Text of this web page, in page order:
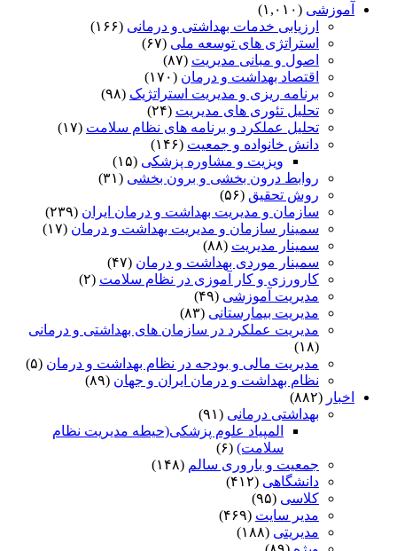
آموزشی (۱,۰۱۰)
ارزیابی خدمات بهداشتی و درمانی (۱۶۶)
استراتژی های توسعه ملی (۶۷)
اصول و مبانی مدیریت (۸۷)
اقتصاد بهداشت و درمان (۱۷۰)
برنامه ریزی و مدیریت استراتژیک (۹۸)
تحلیل تئوری های مدیریت (۲۴)
تحلیل عملکرد و برنامه های نظام سلامت (۱۷)
دانش خانواده و جمعیت (۱۴۶)
ویزیت و مشاوره پزشکی (۱۵)
روابط درون بخشی و برون بخشی (۳۱)
روش تحقیق (۵۶)
سازمان و مدیریت بهداشت و درمان ایران (۲۳۹)
سمینار سازمان و مدیریت بهداشت و درمان (۱۷)
سمینار مدیریت (۸۸)
سمینار موردی بهداشت و درمان (۴۷)
کارورزی و کار آموزی در نظام سلامت (۲)
مدیریت آموزشی (۴۹)
مدیریت بیمارستانی (۸۳)
مدیریت عملکرد در سازمان های بهداشتی و درمانی
(۱۸)
مدیریت مالی و بودجه در نظام بهداشت و درمان (۵)
نظام بهداشت و درمان ایران و جهان (۸۹)
اخبار (۸۸۲)
بهداشتی درمانی (۹۱)
المپیاد علوم پزشکی(حیطه مدیریت نظام
سلامت) (۶)
جمعیت و باروری سالم (۱۴۸)
دانشگاهی (۴۱۲)
کلاسی (۹۵)
مدیر سایت (۴۶۹)
مدیریتی (۱۸۸)